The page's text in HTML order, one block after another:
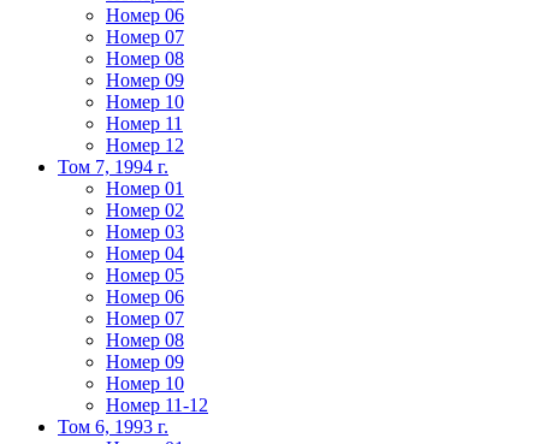
Номер 06
Номер 07
Номер 08
Номер 09
Номер 10
Номер 11
Номер 12
Том 7, 1994 г.
Номер 01
Номер 02
Номер 03
Номер 04
Номер 05
Номер 06
Номер 07
Номер 08
Номер 09
Номер 10
Номер 11-12
Том 6, 1993 г.